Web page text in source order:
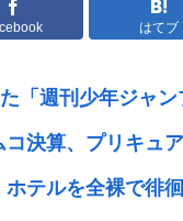
はてブ
「週刊少年ジャ
コ決算、プリキュ
テルを全裸で徘